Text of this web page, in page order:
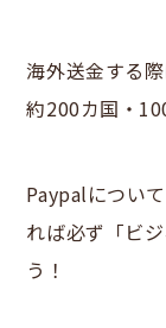
海外送金する
約200カ国・
Paypalについ
れば必ず「ビ
う！